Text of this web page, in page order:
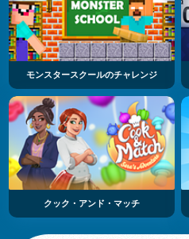
モンスタースクールのチャレンジ
クック・アンド・マッチ